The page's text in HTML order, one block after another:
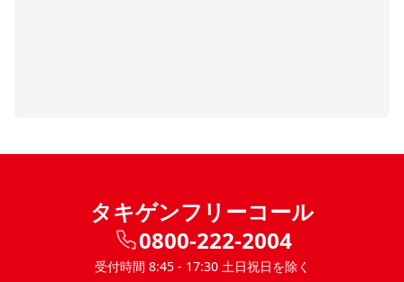
タキゲンフリーコール
0800-222-2004
受付時間 8:45 - 17:30 土日祝日を除く